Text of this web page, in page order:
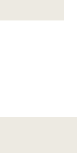
Bluesky
sur Facebook